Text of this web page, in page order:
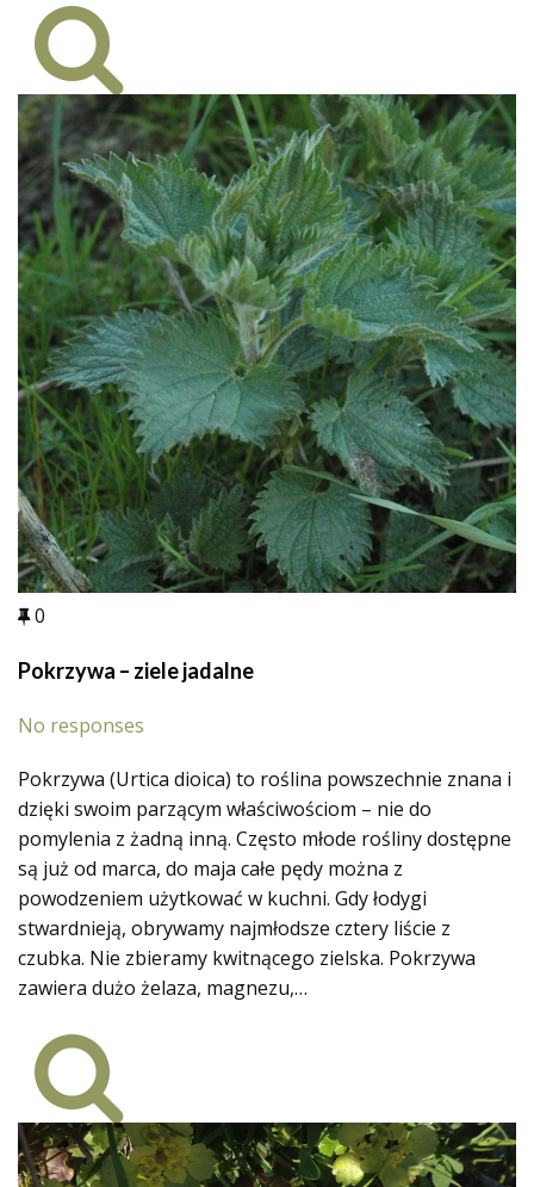
0
Pokrzywa – ziele jadalne
No responses
Pokrzywa (Urtica dioica) to roślina powszechnie znana i
dzięki swoim parzącym właściwościom – nie do
pomylenia z żadną inną. Często młode rośliny dostępne
są już od marca, do maja całe pędy można z
powodzeniem użytkować w kuchni. Gdy łodygi
stwardnieją, obrywamy najmłodsze cztery liście z
czubka. Nie zbieramy kwitnącego zielska. Pokrzywa
zawiera dużo żelaza, magnezu,…